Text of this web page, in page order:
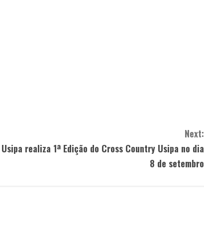
Next:
Usipa realiza 1ª Edição do Cross Country Usipa no dia
8 de setembro